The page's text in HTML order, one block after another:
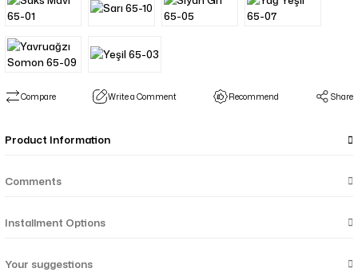
Compare Write a Comment Recommend Share
Product Information
Comments
Installment Options
Your suggestions